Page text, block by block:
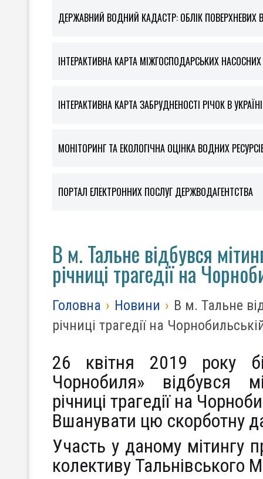
ДЕРЖАВНИЙ ВОДНИЙ КАДАСТР: ОБЛІК ПОВЕРХНЕВИХ
ІНТЕРАКТИВНА КАРТА МІЖГОСПОДАРСЬКИХ
ІНТЕРАКТИВНА КАРТА ЗАБРУДНЕНОСТІ РІЧОК В УКРАЇНІ
МОНІТОРИНГ ТА ЕКОЛОГІЧНА ОЦІНКА ВОДНИХ
ПОРТАЛ ЕЛЕКТРОННИХ ПОСЛУГ ДЕРЖВОДАГЕНТСТВА
В м. Тальне відбувся
річниці трагедії на
Головна › Новини › В м. Тальне
річниці трагедії на
26 квітня 2019 року
Чорнобиля» відбувся
річниці трагедії на
Вшанувати цю скорботну
Участь у даному мітингу
колективу Тальнівського